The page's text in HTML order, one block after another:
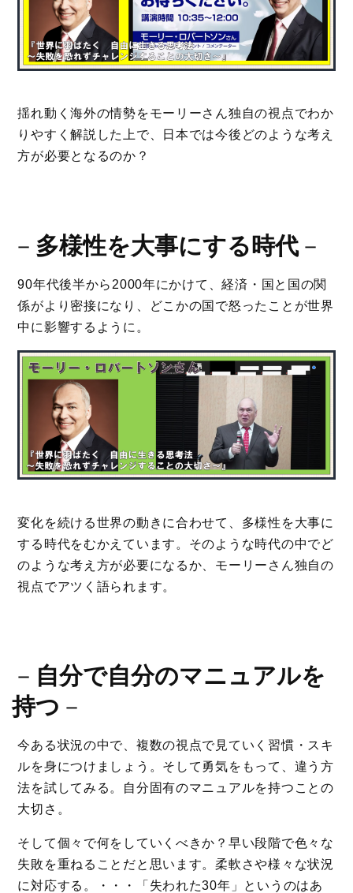
揺れ動く海外の情勢をモーリーさん独自の視点でわか
りやすく解説した上で、日本では今後どのような考え
方が必要となるのか？
－ 多様性を大事にする時代－
90年代後半から2000年にかけて、経済・国と国の関
係がより密接になり、どこかの国で怒ったことが世界
中に影響するように。
変化を続ける世界の動きに合わせて、多様性を大事に
する時代をむかえています。そのような時代の中でど
のような考え方が必要になるか、モーリーさん独自の
視点でアツく語られます。
－ 自分で自分のマニュアルを
持つ －
今ある状況の中で、複数の視点で見ていく習慣・スキ
ルを身につけましょう。そして勇気をもって、違う方
法を試してみる。自分固有のマニュアルを持つことの
大切さ。
そして個々で何をしていくべきか？早い段階で色々な
失敗を重ねることだと思います。柔軟さや様々な状況
に対応する。・・・「失われた30年」というのはあ